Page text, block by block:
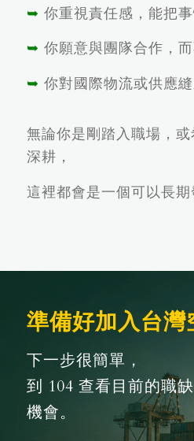
➥ 你重視責任感，能把
➥ 你願意與團隊合作，
➥ 你對國際物流或供應
無論你是剛踏入職場，
深耕，
這裡都會是一個可以長
準備好加入台灣
下一步很簡單，
到 104 查看目前的職
機會。